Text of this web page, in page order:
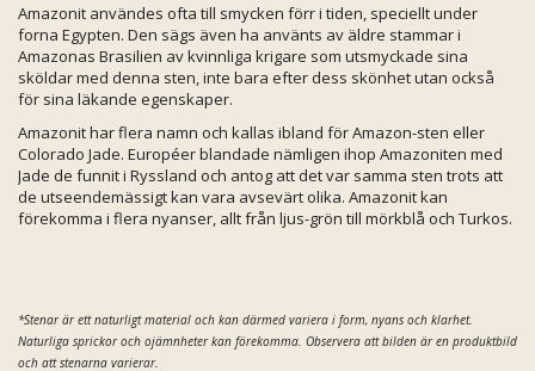
Amazonit användes ofta till smycken förr i tiden, speciellt under
forna Egypten. Den sägs även ha använts av äldre stammar i
Amazonas Brasilien av kvinnliga krigare som utsmyckade sina
sköldar med denna sten, inte bara efter dess skönhet utan också
för sina läkande egenskaper.
Amazonit har flera namn och kallas ibland för Amazon-sten eller
Colorado Jade. Européer blandade nämligen ihop Amazoniten med
Jade de funnit i Ryssland och antog att det var samma sten trots att
de utseendemässigt kan vara avsevärt olika. Amazonit kan
förekomma i flera nyanser, allt från ljus-grön till mörkblå och Turkos.
*Stenar är ett naturligt material och kan därmed variera i form, nyans och klarhet.
Naturliga sprickor och ojämnheter kan förekomma. Observera att bilden är en produktbild
och att stenarna varierar.